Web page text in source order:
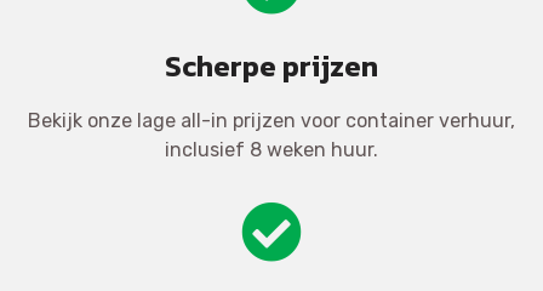
Scherpe prijzen
Bekijk onze lage all-in prijzen voor container verhuur,
inclusief 8 weken huur.